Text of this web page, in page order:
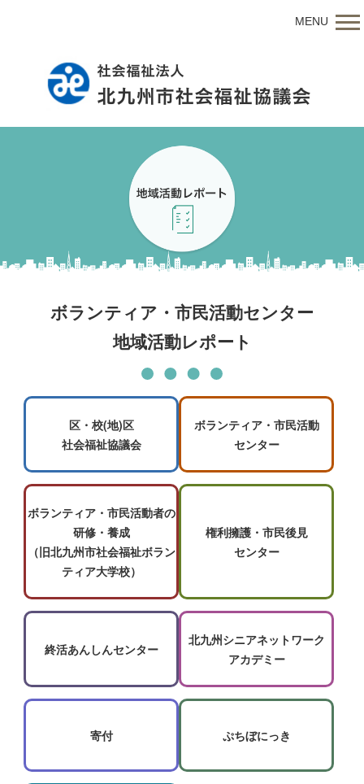
MENU
ボランティア・市民活動センター
地域活動レポート
区・校(地)区
社会福祉協議会
ボランティア・市民活動
センター
ボランティア・市民活動者の
研修・養成
（旧北九州市社会福祉ボラン
ティア大学校）
権利擁護・市民後見
センター
終活あんしんセンター
北九州シニアネットワーク
アカデミー
寄付 ぷちぼにっき